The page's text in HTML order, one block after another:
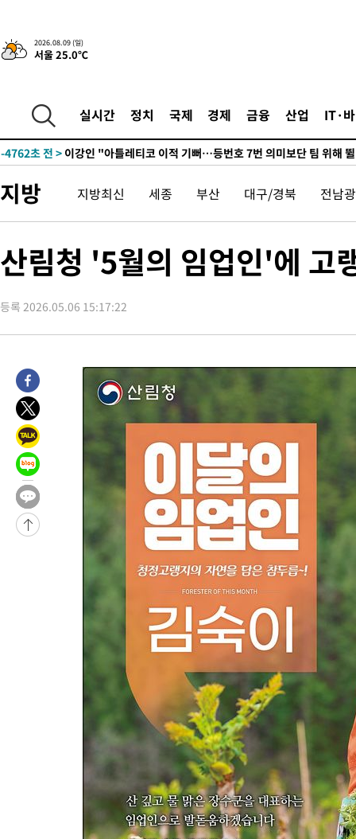
2026.08.09 (일)
서울 25.0℃
실시간 정치 국제 경제 금융 산업 IT·
-14946초 전 >이란 "호르무즈 재개방 합의 근접…美 배상 선행돼야"
래 44.56%
-5228초 전 >
[속보]與 대표 경선 제주·인천 당원투표…金 47.75%·鄭
宋 10.17%
-4762초 전 >이강인 "아틀레티코 이적 기뻐…등번호 7번 의미보단 팀 위해
-4697초 전 >[속보]與 당대표 경선, 제주·인천 권리당원 투표 김민석 승리
25분 전 >
37분 전 >
[속보]이강인 "감독님이 원하는 마음 느꼈고, 많은 트로피 원해 아
코 이적"
58분 전 > 온열질환 사망자 3명 늘어…누적 환자 3000명 돌파
2시간 전 >강릉에 시간당 81.4㎜ 물폭탄…도로 잠기고 담벼락 붕괴
4시간 전 >
5시간 전 >남자 농구, 나고야 아시안게임서 '홈팀' 일본과 한일전
6시간 전 >
극한폭염 한풀 꺾이지만…'낮 최고 35도' 무더위, 열대야 계속[다
날씨]
7시간 전 >
축구협회 "압수수색·성접대 논란 사과…쇄신의 기회로 삼겠다"
7시간 전 >
[속보]'압수수색·성접대 논란' 축구협회 "실망과 걱정 안겨드려
10시간 전 >
'최고 37도' 폭염 지속…강원동해안 최대 150㎜ 비
12시간 전 >
[속보]뉴욕증시 상승 마감…S&P 0.6% 나스닥 1.3%↑
-14946초 전 >
이란 "호르무즈 재개방 합의 근접…美 배상 선행돼야"
-5993초 전 >
[속보]與최고위원 제주·인천 순회경선…박선원·최민희·서미
민수·김용 순
-5946초 전 >
[속보]김민석, 與 전대 당원투표 누적 득표율 45.42%로 1위…
[속보]與 대표 경선 제주·인천 당원투표…金 47.75%·鄭
이강인 "아틀레티코 이적 기뻐…등번호 7번 의미보단 팀 위해
[속보]與 당대표 경선, 제주·인천 권리당원 투표 김민석 승리
낮 최고 35도 '무더위'…동해안 시간당 30㎜ '강한 비'[내일날씨]
[속보]이강인 "감독님이 원하는 마음 느꼈고, 많은 트로피 원해 아
수도권 40도 육박 '펄펄'…동해안 일부 지역엔 호의주의보
온열질환 사망자 3명 늘어…누적 환자 3000명 돌파
강릉에 시간당 81.4㎜ 물폭탄…도로 잠기고 담벼락 붕괴
백운산서 80년근 천종산삼 9뿌리 발견…감정가 1.3억원
선재도서 해루질 나섰다 실종 60대, 닷새 만에 숨진 채 발견
남자 농구, 나고야 아시안게임서 '홈팀' 일본과 한일전
여수 오동도 해상서 모터보트 전복…1명 사망·1명 실종
극한폭염 한풀 꺾이지만…'낮 최고 35도' 무더위, 열대야 계속[다
지방 지방최신 세종 부산 대구/경북 전남
산림청 '5월의 임업인'에 고
등록 2026.05.06 15:17:22